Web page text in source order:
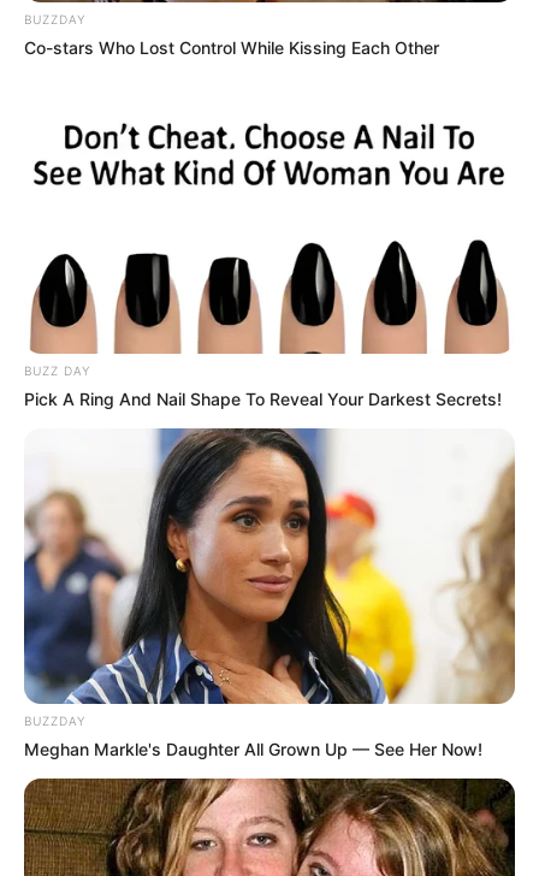
BUZZDAY
Co-stars Who Lost Control While Kissing Each Other
BUZZ DAY
Pick A Ring And Nail Shape To Reveal Your Darkest Secrets!
BUZZDAY
Meghan Markle's Daughter All Grown Up — See Her Now!